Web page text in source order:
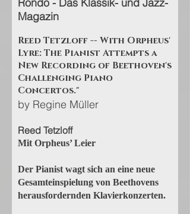
Magazin
Reed Tetzloff -- With Orpheus'
Lyre: The Pianist Attempts a
New Recording of Beethoven's
Challenging Piano
Concertos."
by Regine Müller
Reed Tetzloff
Mit Orpheus’ Leier
Der Pianist wagt sich an eine neue
Gesamteinspielung von Beethovens
herausfordernden Klavierkonzerten.